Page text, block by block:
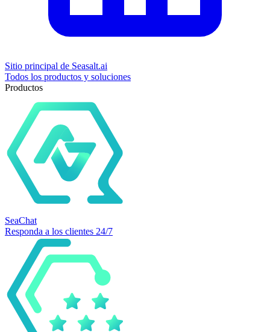
Sitio principal de Seasalt.ai
Todos los productos y soluciones
Productos
SeaChat
Responda a los clientes 24/7